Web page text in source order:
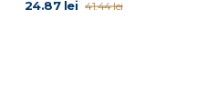
24.87 lei 41.44 lei